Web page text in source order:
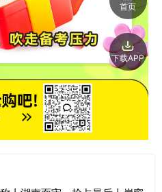
首页
下载APP